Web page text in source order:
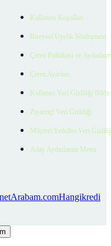
Kullanım Koşulları
Bireysel Üyelik Sözleşmesi
Çerez Politikası ve
Çerez Ayarları
Kullanıcı Veri Gizliliği
Ziyaretçi Veri Gizliliği
Müşteri Yetkilisi Veri
Aday Aydınlatma Metni
Arabam.comHangikredi